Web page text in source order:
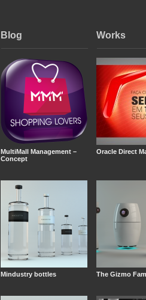
Blog Works
MultiMall Management –
Concept
Oracle Direct
Mindustry bottles The Gizmo